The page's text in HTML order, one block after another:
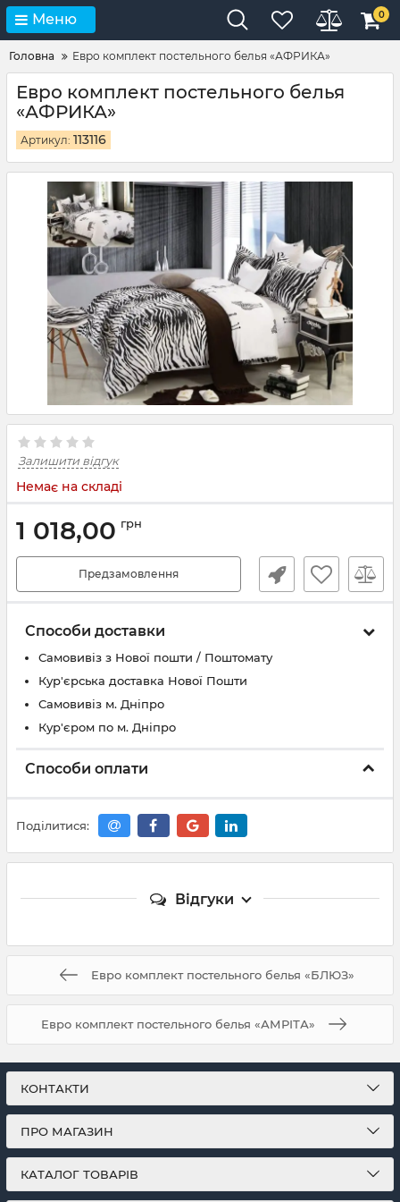
Меню 0
Головна Евро комплект постельного белья «АФРИКА»
Евро комплект постельного белья
«АФРИКА»
Артикул: 113116
Залишити відгук
Немає на складі
1 018,00 грн
Предзамовлення
Способи доставки
Самовивіз з Нової пошти / Поштомату
Кур'єрська доставка Нової Пошти
Самовивіз м. Дніпро
Кур'єром по м. Дніпро
Способи оплати
Поділитися:
Відгуки
Евро комплект постельного белья «БЛЮЗ»
Евро комплект постельного белья «АМРІТА»
КОНТАКТИ
ПРО МАГАЗИН
КАТАЛОГ ТОВАРІВ